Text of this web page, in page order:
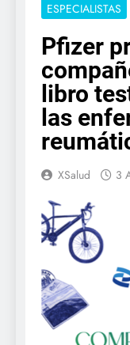
ESPECIALISTAS
Pfizer
libro
las
XSalud 3